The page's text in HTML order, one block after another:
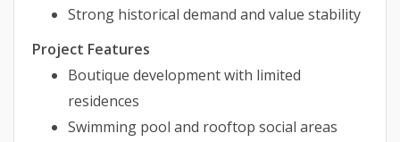
Strong historical demand and value stability
Project Features
Boutique development with limited
residences
Swimming pool and rooftop social areas